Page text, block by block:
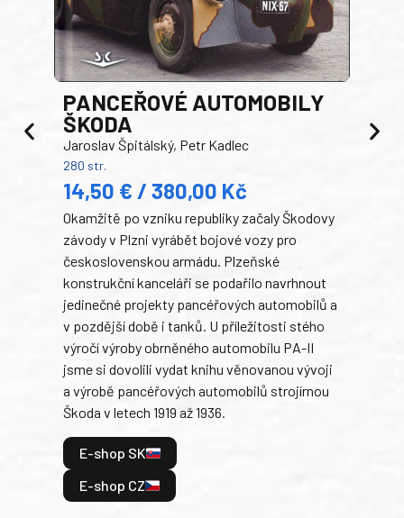
PANCEŘOVÉ AUTOMOBILY
ŠKODA
Jaroslav Špitálský, Petr Kadlec
280 str.
14,50 € / 380,00 Kč
Okamžitě po vzniku republiky začaly Škodovy
závody v Plzni vyrábět bojové vozy pro
československou armádu. Plzeňské
konstrukční kanceláři se podařilo navrhnout
jedinečné projekty pancéřových automobilů a
v pozdější době i tanků. U příležitosti stého
výročí výroby obrněného automobilu PA-II
jsme si dovolili vydat knihu věnovanou vývoji
a výrobě pancéřových automobilů strojírnou
Škoda v letech 1919 až 1936.
E-shop SK
E-shop CZ